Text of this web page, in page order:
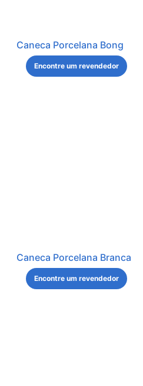
Caneca Porcelana Bong
Encontre um revendedor
Caneca Porcelana Branca
Encontre um revendedor